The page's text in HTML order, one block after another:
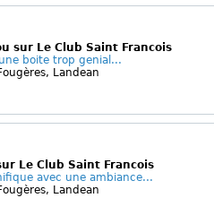
sur Le Club Saint Francois
boite trop genial...
Landean
Le Club Saint Francois
avec une ambiance...
Landean